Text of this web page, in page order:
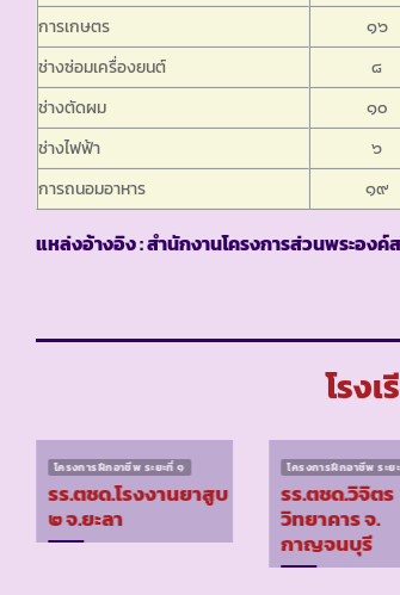
การเกษตร
๑๖
ช่างซ่อมเครื่องยนต์
๘
ช่างตัดผม
๑๐
ช่างไฟฟ้า
๖
การถนอมอาหาร
๑๙
แหล่งอ้างอิง : สำนักงานโครงการส่วนพระอง
โรง
โครงการฝึกอาชีพ ระยะที่ ๑
รร.ตชด.โรงงานยาสูบ
๒ จ.ยะลา
โครงการฝึกอาชีพ ระย
รร.ตชด.วิจิตร
วิทยาคาร จ.
กาญจนบุรี